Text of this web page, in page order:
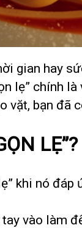
gian hay
lẹ” chính
vặt, bạn đã
LẸ”?
khi nó đáp
vào làm